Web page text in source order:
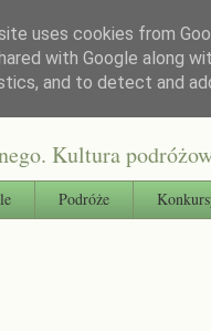
Kultura
Podróże
uses cookies from
with Google along
and to detect and